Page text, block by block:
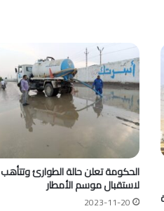
الحكومة تعلن حالة الطوارئ وتتأهب
لاستقبال موسم الأمطار
2023-11-20